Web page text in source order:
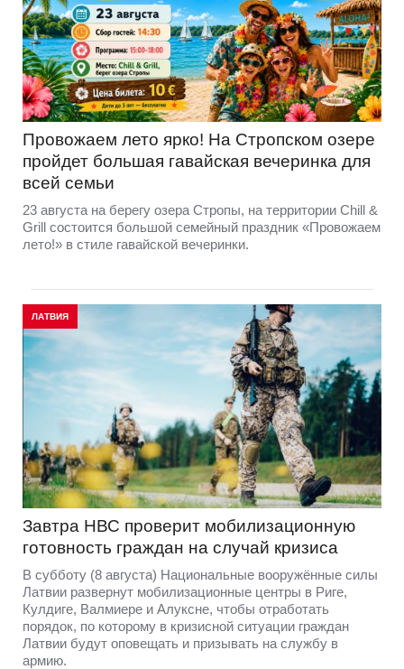
Провожаем лето ярко! На Стропском озере
пройдет большая гавайская вечеринка для
всей семьи
23 августа на берегу озера Стропы, на территории Chill &
Grill состоится большой семейный праздник «Провожаем
лето!» в стиле гавайской вечеринки.
ЛАТВИЯ
Завтра НВС проверит мобилизационную
готовность граждан на случай кризиса
В субботу (8 августа) Национальные вооружённые силы
Латвии развернут мобилизационные центры в Риге,
Кулдиге, Валмиере и Алуксне, чтобы отработать
порядок, по которому в кризисной ситуации граждан
Латвии будут оповещать и призывать на службу в
армию.